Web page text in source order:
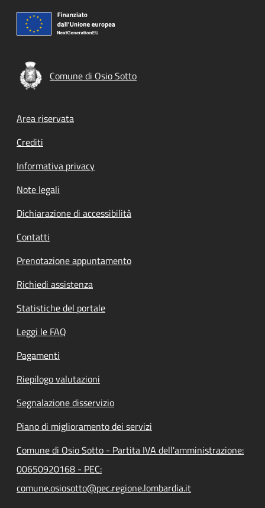
Comune di Osio Sotto
Footer menu
Area riservata
Crediti
Informativa privacy
Note legali
Dichiarazione di accessibilità
Contatti
Prenotazione appuntamento
Richiedi assistenza
Statistiche del portale
Leggi le FAQ
Pagamenti
Riepilogo valutazioni
Segnalazione disservizio
Piano di miglioramento dei servizi
Comune di Osio Sotto - Partita IVA dell'amministrazione:
00650920168 - PEC:
comune.osiosotto@pec.regione.lombardia.it